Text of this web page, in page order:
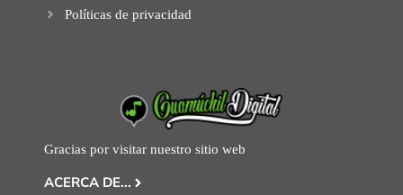
Políticas de privacidad
Gracias por visitar nuestro sitio web
ACERCA DE...